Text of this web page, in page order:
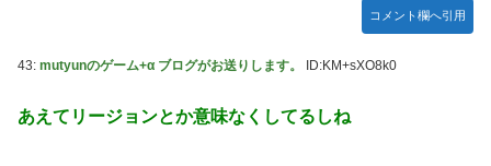
コメント欄へ引用
43: mutyunのゲーム+α ブログがお送りします。 ID:KM+sXO8k0
あえてリージョンとか意味なくしてるしね